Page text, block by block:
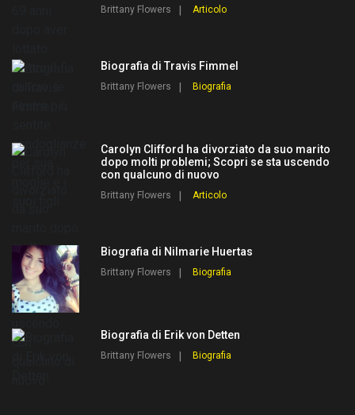
Brittany Flowers Articolo
Biografia di Travis Fimmel
Brittany Flowers Biografia
Carolyn Clifford ha divorziato da suo marito
dopo molti problemi; Scopri se sta uscendo
con qualcuno di nuovo
Brittany Flowers Articolo
Biografia di Nilmarie Huertas
Brittany Flowers Biografia
Biografia di Erik von Detten
Brittany Flowers Biografia